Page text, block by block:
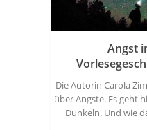
Angst
Die Autorin Carola
über Ängste. Es geht
Dunkeln. Und wie